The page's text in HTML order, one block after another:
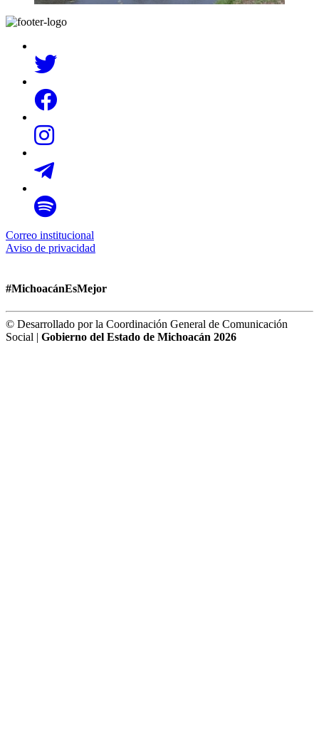
Correo institucional
Aviso de privacidad
#MichoacánEsMejor
© Desarrollado por la Coordinación General de Comunicación
Social | Gobierno del Estado de Michoacán 2026